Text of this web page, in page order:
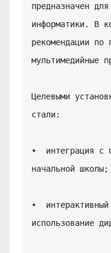
предназначен
информатики. В
рекомендации по
мультимедийные
Целевыми
стали:
•  интеграция с
начальной школы;
•
использование